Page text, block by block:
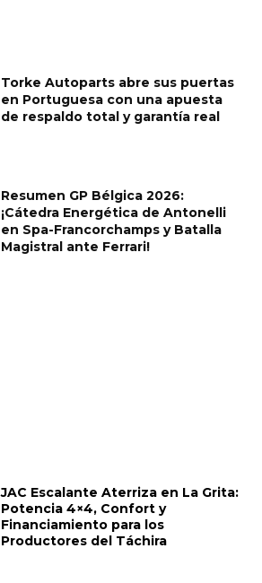
Torke Autoparts abre sus puertas
en Portuguesa con una apuesta
de respaldo total y garantía real
Resumen GP Bélgica 2026:
¡Cátedra Energética de Antonelli
en Spa-Francorchamps y Batalla
Magistral ante Ferrari!
JAC Escalante Aterriza en La Grita:
Potencia 4×4, Confort y
Financiamiento para los
Productores del Táchira